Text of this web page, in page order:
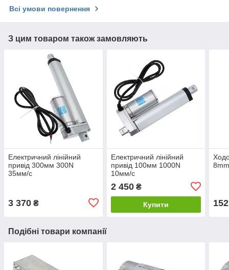
Всі умови повернення
З цим товаром також замовляють
Електричний лінійний
привід 300мм 300N
35мм/c
3 370 ₴
Електричний лінійний
привід 100мм 1000N
10мм/c
2 450₴
Купити 152
Подібні товари компанії